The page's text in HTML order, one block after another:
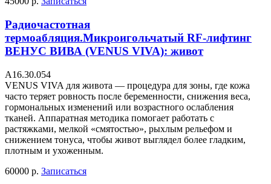
Радиочастотная
термоабляция.Микроигольчатый RF-лифтинг
ВЕНУС ВИВА (VENUS VIVA): живот
А16.30.054
VENUS VIVA для живота — процедура для зоны, где кожа
часто теряет ровность после беременности, снижения веса,
гормональных изменений или возрастного ослабления
тканей. Аппаратная методика помогает работать с
растяжками, мелкой «смятостью», рыхлым рельефом и
снижением тонуса, чтобы живот выглядел более гладким,
плотным и ухоженным.
60000 р. Записаться